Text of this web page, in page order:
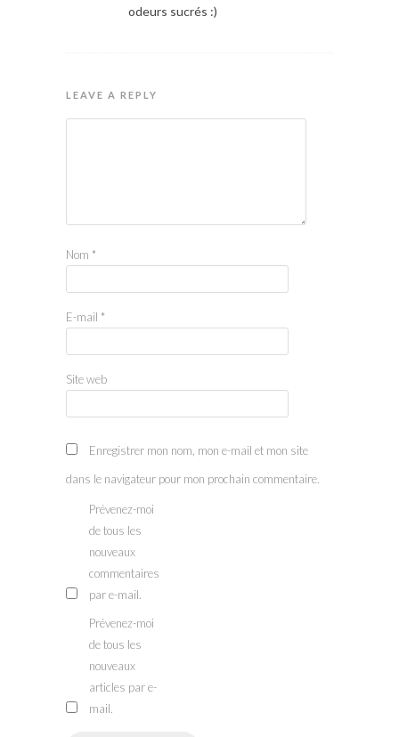
odeurs sucrés :)
LEAVE A REPLY
Nom *
E-mail *
Site web
Enregistrer mon nom, mon e-mail et mon site
dans le navigateur pour mon prochain commentaire.
Prévenez-moi
de tous les
nouveaux
commentaires
par e-mail.
Prévenez-moi
de tous les
nouveaux
articles par e-
mail.